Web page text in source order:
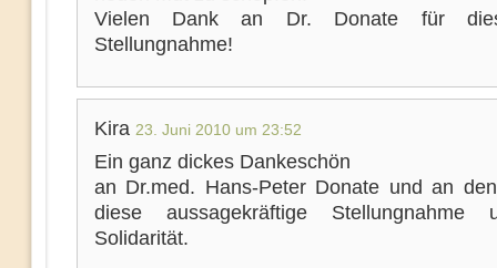
Vielen Dank an Dr. Donate für
Stellungnahme!
Kira 23. Juni 2010 um 23:52
Ein ganz dickes Dankeschön
an Dr.med. Hans-Peter Donate und an
diese aussagekräftige Stellungnahme
Solidarität.